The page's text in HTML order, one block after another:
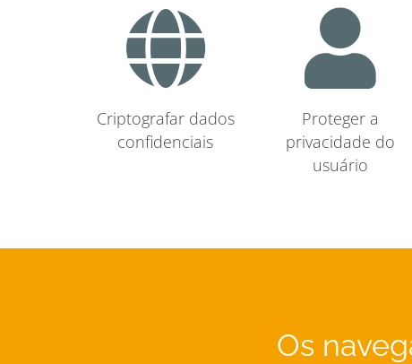
Criptografar dados
confidenciais
Proteger a
privacidade do
usuário
Os